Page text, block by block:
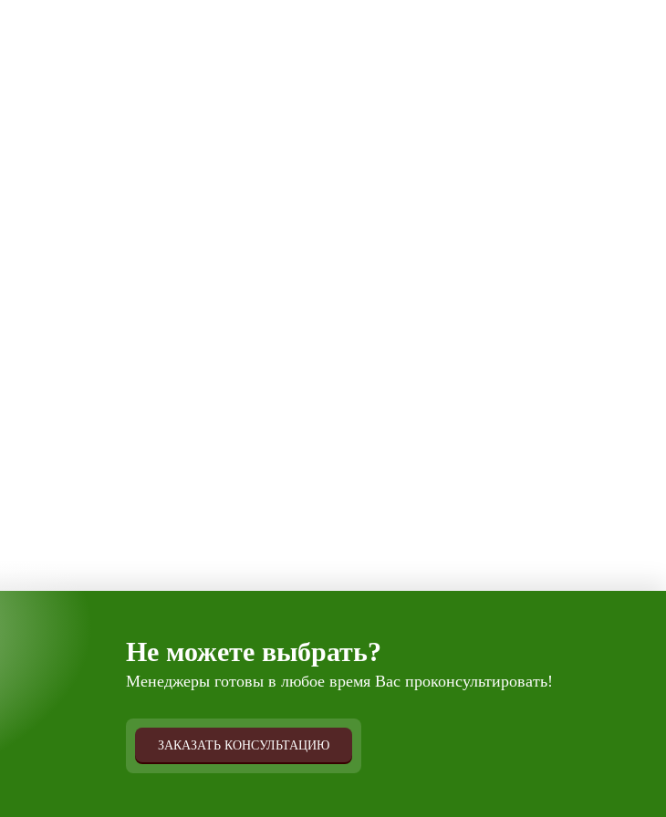
Не можете выбрать?
Менеджеры готовы в любое время Вас проконсультировать!
ЗАКАЗАТЬ КОНСУЛЬТАЦИЮ